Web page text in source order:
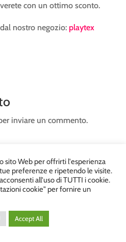
con un ottimo sconto.
nostro negozio: playtex
inviare un commento.
Carducci, 12 – Chiavenna –
DiegoGiuriani.com
sito Web per offrirti l'esperienza
preferenze e ripetendo le visite.
all'uso di TUTTI i cookie.
cookie" per fornire un
Accept All